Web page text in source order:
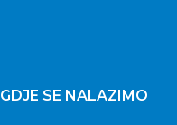
GDJE SE NALAZIMO